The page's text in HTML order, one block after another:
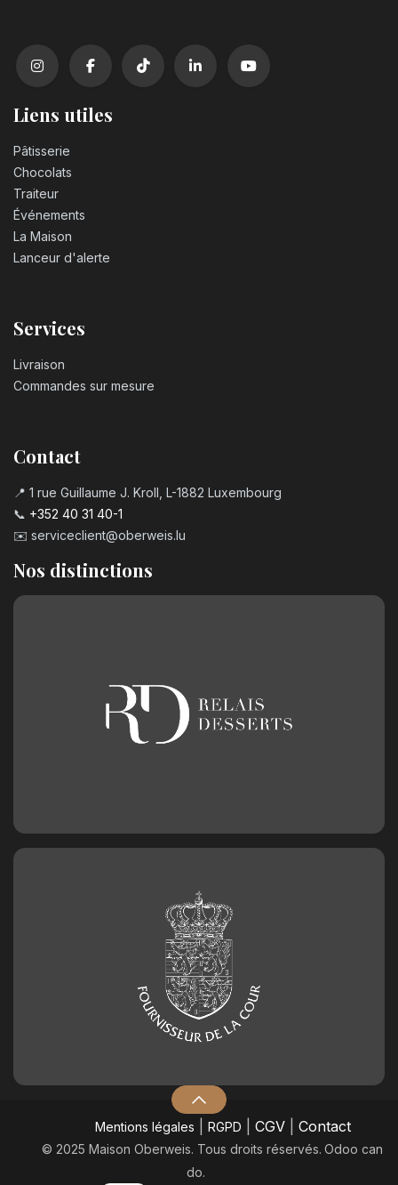
Liens utiles
Pâtisserie
Chocolats
Traiteur
Événements
La Maison
Lanceur d'alerte
Services
Livraison
Commandes sur mesure
Contact
📍 1 rue Guillaume J. Kroll, L-1882 Luxembourg
📞 +352 40 31 40-1
✉️ serviceclient@oberweis.lu
Nos distinctions
Mentions légales RGPD CGV| Contact
© 2025 Maison Oberweis. Tous droits réservés. ​Odoo can
do.